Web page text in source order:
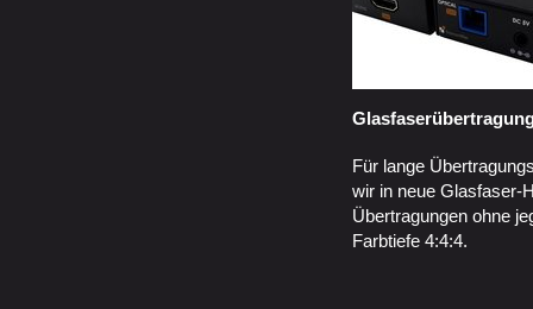
Für lange
wir in neue Glasfaser-
Übertragungen ohne
Farbtiefe 4:4:4.